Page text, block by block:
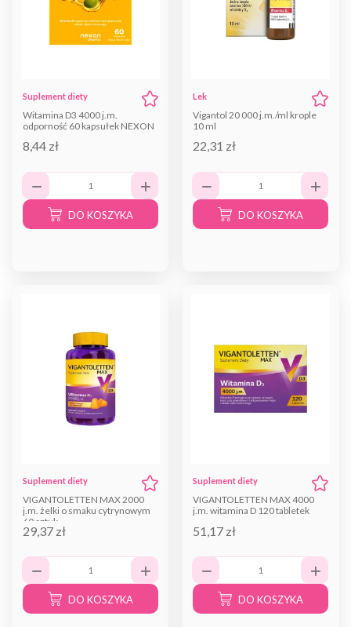
Suplement diety
Witamina D3 4000 j.m.
odporność 60 kapsułek NEXON
8,44 zł
DO KOSZYKA
Lek
Vigantol 20 000 j.m./ml krople
10 ml
22,31 zł
DO KOSZYKA
Suplement diety
VIGANTOLETTEN MAX 2000
j.m. żelki o smaku cytrynowym
60 sztuk
29,37 zł
DO KOSZYKA
Suplement diety
VIGANTOLETTEN MAX 4000
j.m. witamina D 120 tabletek
51,17 zł
DO KOSZYKA